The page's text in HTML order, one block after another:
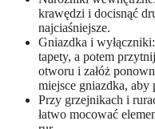
krawędzi i docisnąć
najciaśniejsze.
Gniazdka i wyłączniki:
tapety, a potem
otworu i załóż
miejsce gniazdka,
Przy grzejnikach i
łatwo mocować